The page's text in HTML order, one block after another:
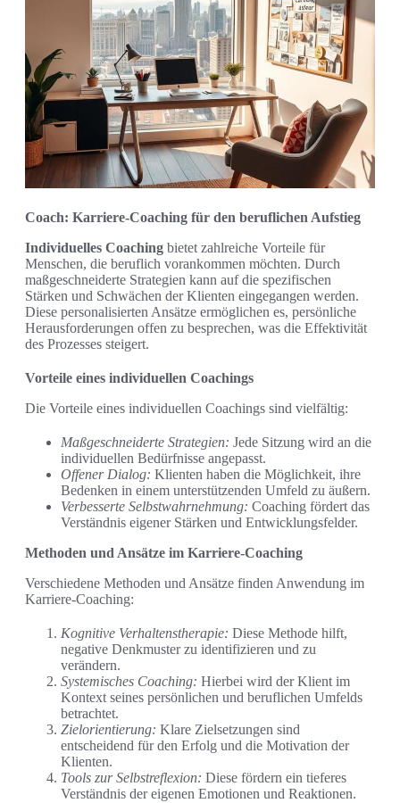
Coach: Karriere-Coaching für den beruflichen Aufstieg
Individuelles Coaching bietet zahlreiche Vorteile für
Menschen, die beruflich vorankommen möchten. Durch
maßgeschneiderte Strategien kann auf die spezifischen
Stärken und Schwächen der Klienten eingegangen werden.
Diese personalisierten Ansätze ermöglichen es, persönliche
Herausforderungen offen zu besprechen, was die Effektivität
des Prozesses steigert.
Vorteile eines individuellen Coachings
Die Vorteile eines individuellen Coachings sind vielfältig:
Maßgeschneiderte Strategien: Jede Sitzung wird an die
individuellen Bedürfnisse angepasst.
Offener Dialog: Klienten haben die Möglichkeit, ihre
Bedenken in einem unterstützenden Umfeld zu äußern.
Verbesserte Selbstwahrnehmung: Coaching fördert das
Verständnis eigener Stärken und Entwicklungsfelder.
Methoden und Ansätze im Karriere-Coaching
Verschiedene Methoden und Ansätze finden Anwendung im
Karriere-Coaching:
Kognitive Verhaltenstherapie: Diese Methode hilft,
negative Denkmuster zu identifizieren und zu
verändern.
Systemisches Coaching: Hierbei wird der Klient im
Kontext seines persönlichen und beruflichen Umfelds
betrachtet.
Zielorientierung: Klare Zielsetzungen sind
entscheidend für den Erfolg und die Motivation der
Klienten.
Tools zur Selbstreflexion: Diese fördern ein tieferes
Verständnis der eigenen Emotionen und Reaktionen.